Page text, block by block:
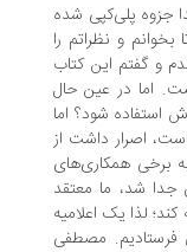
پلی‌کپی شده
نظراتم را
این کتاب
در عین حال
شود؟ اما
داشت از
همکاری‌های
ما معتقد
یک اعلامیه
مصطفی